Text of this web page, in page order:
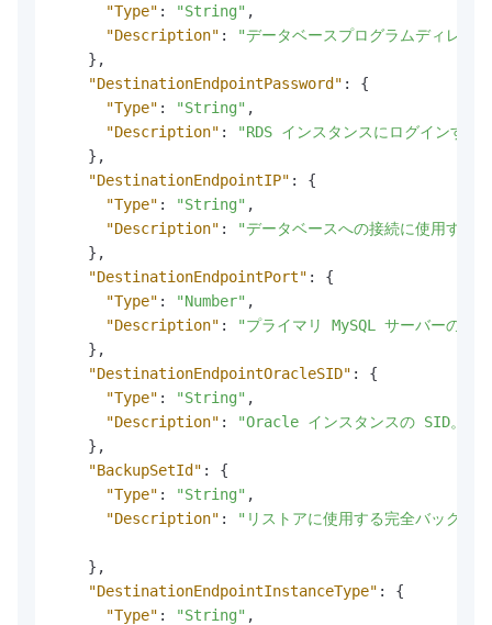
"Type" : "String" ,
"Description" :
"データベースプログラムディレク
} ,
"DestinationEndpointPassword" :
{
"Type" : "String" ,
"Description" :
"RDS インスタンスにログインす
} ,
"DestinationEndpointIP" :
{
"Type" : "String" ,
"Description" :
"データベースへの接続に使用す
} ,
"DestinationEndpointPort" :
{
"Type" : "Number" ,
"Description" :
"プライマリ MySQL サーバーの
} ,
"DestinationEndpointOracleSID" :
{
"Type" : "String" ,
"Description" :
"Oracle インスタンスの SID。\n
} ,
"BackupSetId" :
{
"Type" : "String" ,
"Description" : "リストアに使用する完全バック
} ,
"DestinationEndpointInstanceType" :
{
"Type" : "String" ,